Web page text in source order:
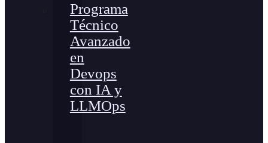
Programa
Técnico
Avanzado
en
Devops
con IA y
LLMOps